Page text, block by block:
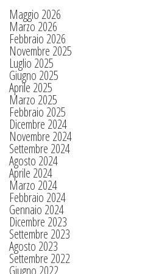
Maggio 2026
Marzo 2026
Febbraio 2026
Novembre 2025
Luglio 2025
Giugno 2025
Aprile 2025
Marzo 2025
Febbraio 2025
Dicembre 2024
Novembre 2024
Settembre 2024
Agosto 2024
Aprile 2024
Marzo 2024
Febbraio 2024
Gennaio 2024
Dicembre 2023
Settembre 2023
Agosto 2023
Settembre 2022
Giugno 2022